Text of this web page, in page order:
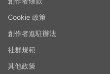
Cookie 政策
創作者進駐辦法
社群規範
其他政策